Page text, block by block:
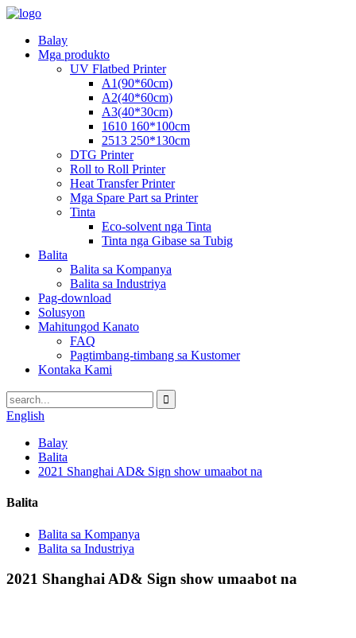
Balay
Mga produkto
UV Flatbed Printer
A1(90*60cm)
A2(40*60cm)
A3(40*30cm)
1610 160*100cm
2513 250*130cm
DTG Printer
Roll to Roll Printer
Heat Transfer Printer
Mga Spare Part sa Printer
Tinta
Eco-solvent nga Tinta
Tinta nga Gibase sa Tubig
Balita
Balita sa Kompanya
Balita sa Industriya
Pag-download
Solusyon
Mahitungod Kanato
FAQ
Pagtimbang-timbang sa Kustomer
Kontaka Kami
English
Balay
Balita
2021 Shanghai AD& Sign show umaabot na
Balita
Balita sa Kompanya
Balita sa Industriya
2021 Shanghai AD& Sign show umaabot na